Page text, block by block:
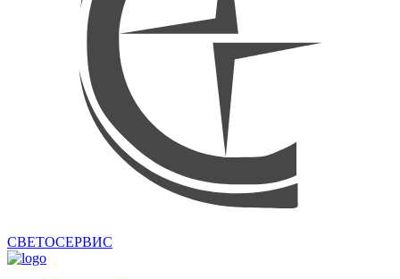
СВЕТОСЕРВИС